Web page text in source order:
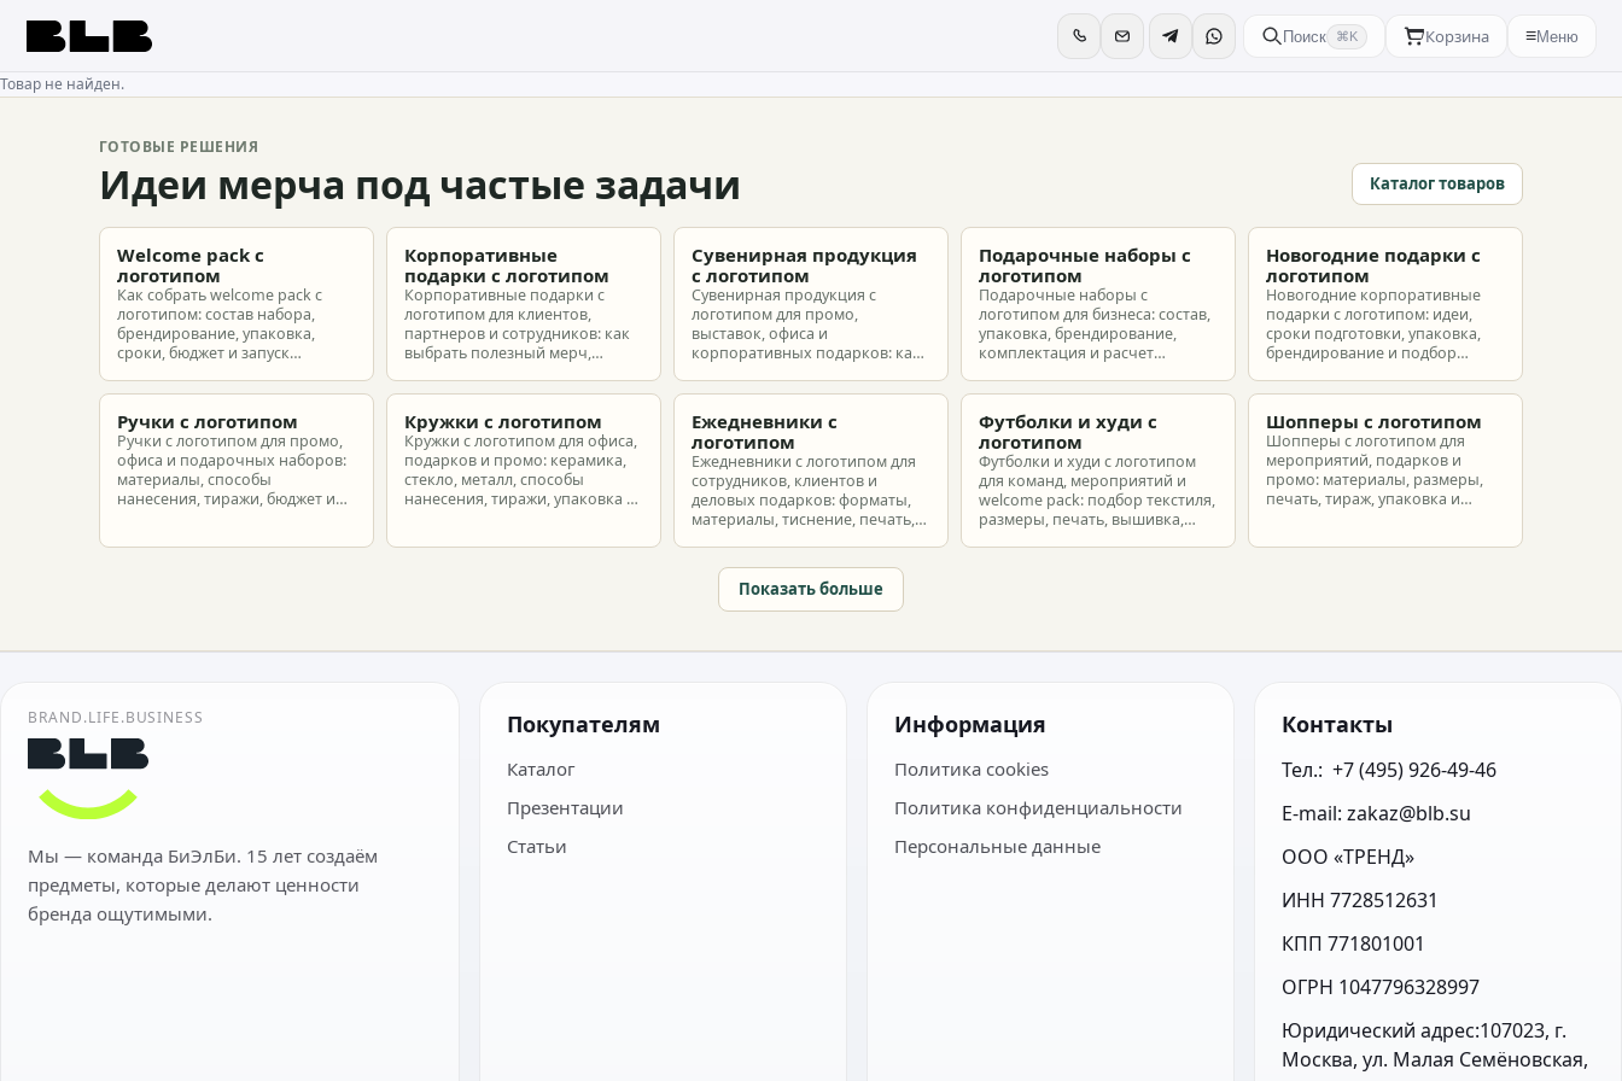
BLB Поиск ⌘K Корзина ≡Меню
Товар не найден.
ГОТОВЫЕ РЕШЕНИЯ
Идеи мерча под частые задачи Каталог товаров
Welcome pack с
логотипом
Как собрать welcome pack с
логотипом: состав набора,
брендирование, упаковка,
сроки, бюджет и запуск
новых сотрудников.
Корпоративные
подарки с логотипом
Корпоративные подарки с
логотипом для клиентов,
партнеров и сотрудников: как
выбрать полезный мерч,
подготовить заказ без лишнего
Сувенирная продукция
с логотипом
Сувенирная продукция с
логотипом для промо,
выставок, офиса и
корпоративных подарков: как
макет и избежать лишних
Подарочные наборы с
логотипом
Подарочные наборы с
логотипом для бизнеса: состав,
упаковка, брендирование,
комплектация и расчет
разные бюджеты.
Новогодние подарки с
логотипом
Новогодние корпоративные
подарки с логотипом: идеи,
сроки подготовки, упаковка,
брендирование и подбор
партнеров и сотрудников.
Ручки с логотипом
Ручки с логотипом для промо,
офиса и подарочных наборов:
материалы, способы
нанесения, тиражи, бюджет и
Кружки с логотипом
Кружки с логотипом для офиса,
подарков и промо: керамика,
стекло, металл, способы
нанесения, тиражи, упаковка и
Ежедневники с
логотипом
Ежедневники с логотипом для
сотрудников, клиентов и
деловых подарков: форматы,
материалы, тиснение, печать,
Футболки и худи с
логотипом
Футболки и худи с логотипом
для команд, мероприятий и
welcome pack: подбор текстиля,
размеры, печать, вышивка,
Шопперы с логотипом
Шопперы с логотипом для
мероприятий, подарков и
промо: материалы, размеры,
печать, тираж, упаковка и
Показать больше
BRAND.LIFE.BUSINESS
Мы — команда БиЭлБи. 15 лет создаём
предметы, которые делают ценности
бренда ощутимыми.
Покупателям
Каталог
Презентации
Статьи
Информация
Политика cookies
Политика конфиденциальности
Персональные данные
Контакты
Тел.:  +7 (495) 926-49-46
E-mail: zakaz@blb.su
ООО «ТРЕНД»
ИНН 7728512631
КПП 771801001
ОГРН 1047796328997
Юридический адрес:107023, г.
Москва, ул. Малая Семёновская,